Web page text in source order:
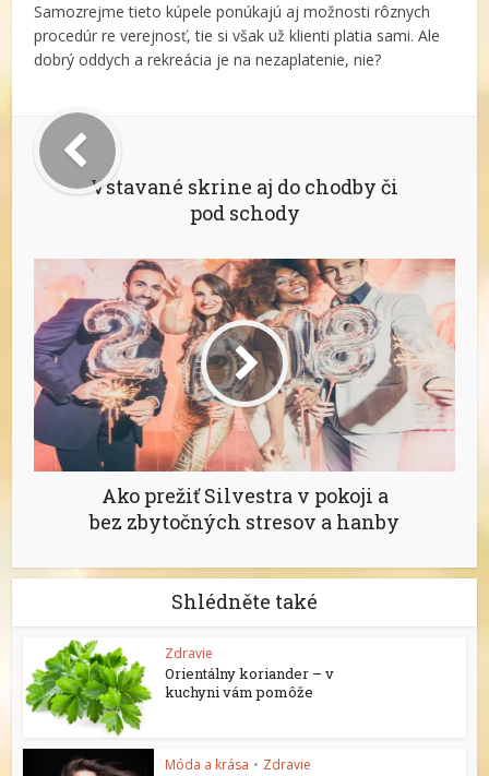
Samozrejme tieto kúpele ponúkajú aj možnosti rôznych
procedúr re verejnosť, tie si však už klienti platia sami. Ale
dobrý oddych a rekreácia je na nezaplatenie, nie?
Vstavané skrine aj do chodby či
pod schody
Ako prežiť Silvestra v pokoji a
bez zbytočných stresov a hanby
Shlédněte také
Zdravie
Orientálny koriander – v
kuchyni vám pomôže
Móda a krása • Zdravie